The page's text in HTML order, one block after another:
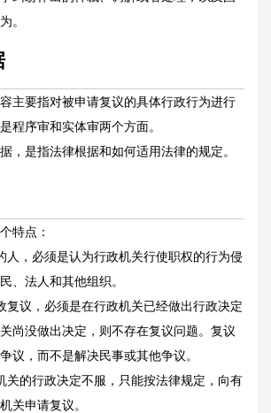
。
主要指对被申请复议的具体行政行为进行
程序审和实体审两个方面。
，是指法律根据和如何适用法律的规定。
特点：
人，必须是认为行政机关行使职权的行为侵
、法人和其他组织。
复议，必须是在行政机关已经做出行政决定
尚没做出决定，则不存在复议问题。复议
议，而不是解决民事或其他争议。
关的行政决定不服，只能按法律规定，向有
关申请复议。